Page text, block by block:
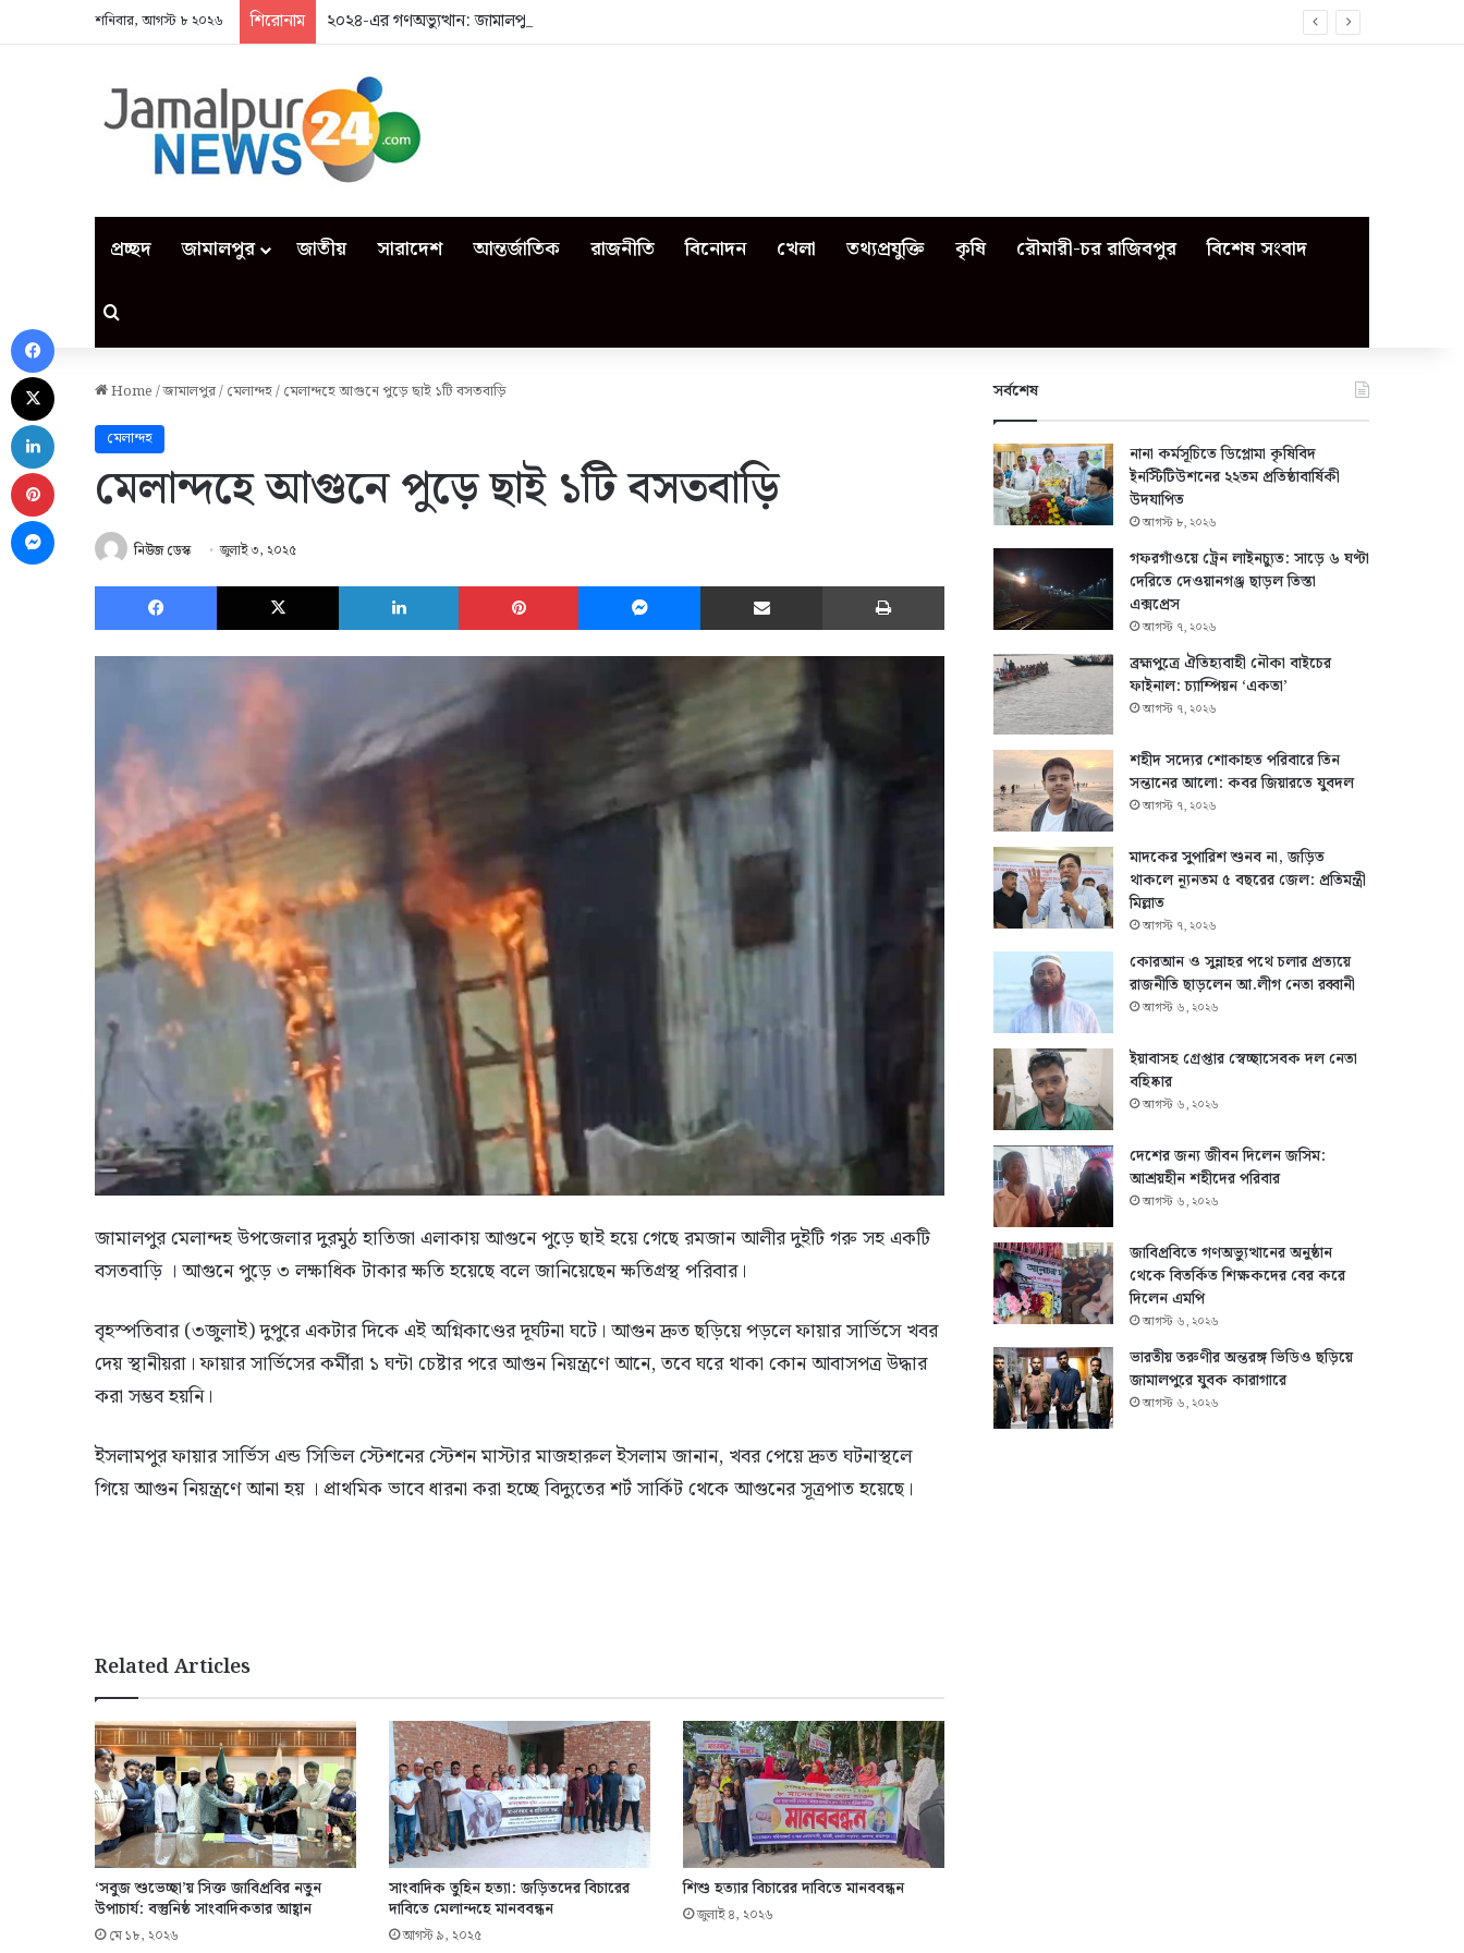
শনিবার, আগস্ট ৮ ২০২৬ শিরোনাম ২০২৪-এর গণঅভ্যুত্থান: জামালপুরে কী কী ঘটেছিল?
প্রচ্ছদ জামালপুর জাতীয় সারাদেশ আন্তর্জাতিক রাজনীতি বিনোদন খেলা তথ্যপ্রযুক্তি কৃষি রৌমারী-চর রাজিবপুর বিশেষ সংবাদ
Search for
Home/জামালপুর/মেলান্দহ/মেলান্দহে আগুনে পুড়ে ছাই ১টি বসতবাড়ি
মেলান্দহ
মেলান্দহে আগুনে পুড়ে ছাই ১টি বসতবাড়ি
নিউজ ডেস্ক জুলাই ৩, ২০২৫
Facebook X LinkedIn Pinterest Messenger Share via Email Print
জামালপুর মেলান্দহ উপজেলার দুরমুঠ হাতিজা এলাকায় আগুনে পুড়ে ছাই হয়ে গেছে রমজান আলীর দুইটি গরু সহ একটি
বসতবাড়ি । আগুনে পুড়ে ৩ লক্ষাধিক টাকার ক্ষতি হয়েছে বলে জানিয়েছেন ক্ষতিগ্রস্থ পরিবার।
বৃহস্পতিবার (৩জুলাই) দুপুরে একটার দিকে এই অগ্নিকাণ্ডের দূর্ঘটনা ঘটে। আগুন দ্রুত ছড়িয়ে পড়লে ফায়ার সার্ভিসে খবর
দেয় স্থানীয়রা। ফায়ার সার্ভিসের কর্মীরা ১ ঘন্টা চেষ্টার পরে আগুন নিয়ন্ত্রণে আনে, তবে ঘরে থাকা কোন আবাসপত্র উদ্ধার
করা সম্ভব হয়নি।
ইসলামপুর ফায়ার সার্ভিস এন্ড সিভিল স্টেশনের স্টেশন মাস্টার মাজহারুল ইসলাম জানান, খবর পেয়ে দ্রুত ঘটনাস্থলে
গিয়ে আগুন নিয়ন্ত্রণে আনা হয় । প্রাথমিক ভাবে ধারনা করা হচ্ছে বিদ্যুতের শর্ট সার্কিট থেকে আগুনের সূত্রপাত হয়েছে।
Related Articles
‘সবুজ শুভেচ্ছা’য় সিক্ত জাবিপ্রবির নতুন
উপাচার্য: বস্তুনিষ্ঠ সাংবাদিকতার আহ্বান
মে ১৮, ২০২৬
সাংবাদিক তুহিন হত্যা: জড়িতদের বিচারের
দাবিতে মেলান্দহে মানববন্ধন
আগস্ট ৯, ২০২৫
শিশু হত্যার বিচারের দাবিতে মানববন্ধন
জুলাই ৪, ২০২৬
সর্বশেষ
নানা কর্মসূচিতে ডিপ্লোমা কৃষিবিদ
ইনস্টিটিউশনের ২২তম প্রতিষ্ঠাবার্ষিকী
উদযাপিত
আগস্ট ৮, ২০২৬
গফরগাঁওয়ে ট্রেন লাইনচ্যুত: সাড়ে ৬ ঘণ্টা
দেরিতে দেওয়ানগঞ্জ ছাড়ল তিস্তা
এক্সপ্রেস
আগস্ট ৭, ২০২৬
ব্রহ্মপুত্রে ঐতিহ্যবাহী নৌকা বাইচের
ফাইনাল: চ্যাম্পিয়ন ‘একতা’
আগস্ট ৭, ২০২৬
শহীদ সদ্যের শোকাহত পরিবারে তিন
সন্তানের আলো: কবর জিয়ারতে যুবদল
আগস্ট ৭, ২০২৬
মাদকের সুপারিশ শুনব না, জড়িত
থাকলে ন্যূনতম ৫ বছরের জেল: প্রতিমন্ত্রী
মিল্লাত
আগস্ট ৭, ২০২৬
কোরআন ও সুন্নাহর পথে চলার প্রত্যয়ে
রাজনীতি ছাড়লেন আ.লীগ নেতা রব্বানী
আগস্ট ৬, ২০২৬
ইয়াবাসহ গ্রেপ্তার স্বেচ্ছাসেবক দল নেতা
বহিষ্কার
আগস্ট ৬, ২০২৬
দেশের জন্য জীবন দিলেন জসিম:
আশ্রয়হীন শহীদের পরিবার
আগস্ট ৬, ২০২৬
জাবিপ্রবিতে গণঅভ্যুত্থানের অনুষ্ঠান
থেকে বিতর্কিত শিক্ষকদের বের করে
দিলেন এমপি
আগস্ট ৬, ২০২৬
ভারতীয় তরুণীর অন্তরঙ্গ ভিডিও ছড়িয়ে
জামালপুরে যুবক কারাগারে
আগস্ট ৬, ২০২৬
Facebook
LinkedIn
Pinterest